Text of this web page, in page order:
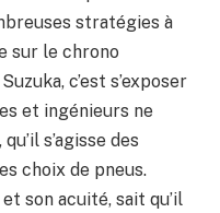
stratégies à
sur le chrono
c’est s’exposer
et ingénieurs ne
s’agisse des
choix de pneus.
son acuité, sait qu’il